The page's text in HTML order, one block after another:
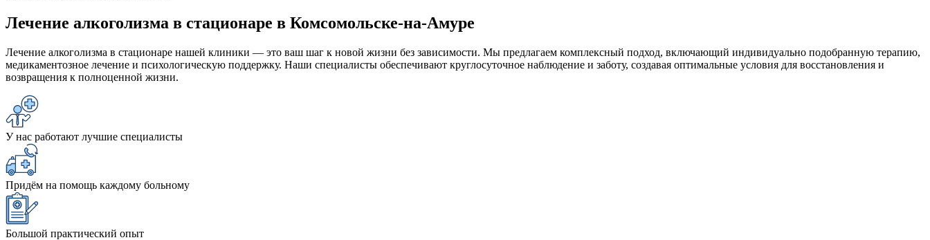
Лечение алкоголизма в стационаре в Комсомольске-на-Амуре
Лечение алкоголизма в стационаре нашей клиники — это ваш шаг к новой жизни без зависимости. Мы предлагаем комплексный подход, включающий индивидуально подобранную терапию,
медикаментозное лечение и психологическую поддержку. Наши специалисты обеспечивают круглосуточное наблюдение и заботу, создавая оптимальные условия для восстановления и
возвращения к полноценной жизни.
У нас работают лучшие специалисты
Придём на помощь каждому больному
Большой практический опыт